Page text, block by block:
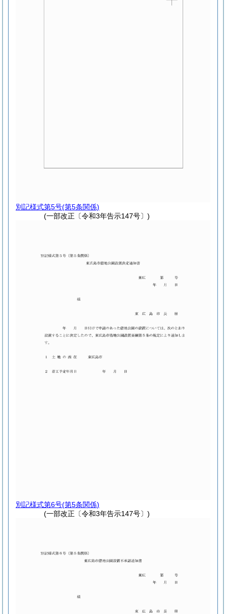
別記様式第5号(第5条関係)
(一部改正〔令和3年告示147号〕)
別記様式第6号(第5条関係)
(一部改正〔令和3年告示147号〕)